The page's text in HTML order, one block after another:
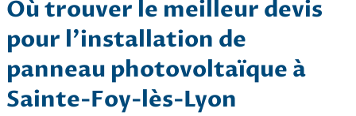
Où trouver le meilleur devis
pour l’installation de
panneau photovoltaïque à
Sainte-Foy-lès-Lyon